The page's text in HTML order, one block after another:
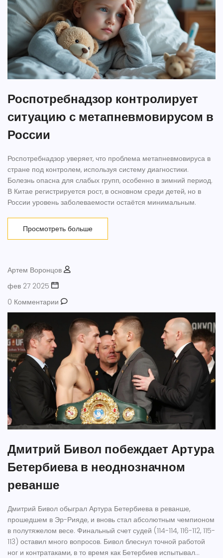
Роспотребнадзор контролирует
ситуацию с метапневмовирусом в
России
Роспотребнадзор уверяет, что проблема метапневмовируса в
стране под контролем, используя систему диагностики.
Болезнь опасна для слабых групп, особенно в зимний период.
В Китае регистрируется рост, в основном среди детей, но в
России уровень заболеваемости остаётся минимальным.
Просмотреть больше
Артем Воронцов
фев 27 2025
0 Комментарии
Дмитрий Бивол побеждает Артура
Бетербиева в неоднозначном
реванше
Дмитрий Бивол обыграл Артура Бетербиева в реванше,
прошедшем в Эр-Рияде, и вновь стал абсолютным чемпионом
в полутяжелом весе. Финальный счет судей (114-114, 116-112, 115-
113) оставил много вопросов. Бивол блеснул точной работой
ног и контратаками, в то время как Бетербиев испытывал